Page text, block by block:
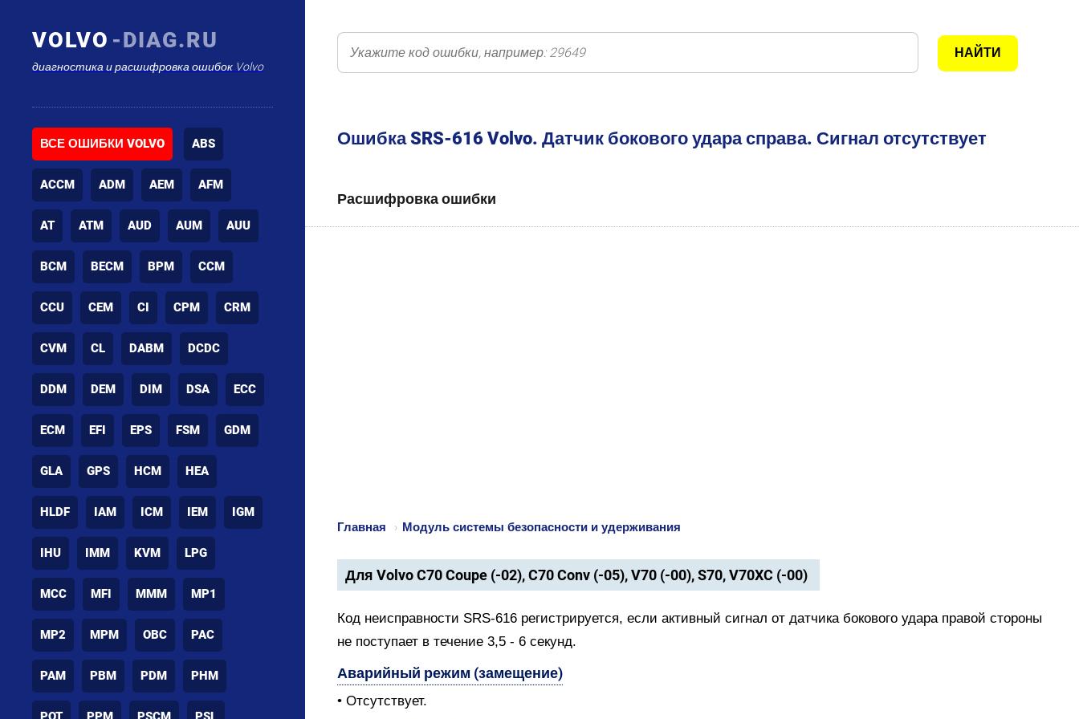
VOLVO -DIAG.RU
диагностика и расшифровка ошибок Volvo
ВСЕ ОШИБКИ VOLVO ABS
ACCM ADM AEM AFM
AT ATM AUD AUM AUU
BCM BECM BPM CCM
CCU CEM CI CPM CRM
CVM CL DABM DCDC
DDM DEM DIM DSA ECC
ECM EFI EPS FSM GDM
GLA GPS HCM HEA
HLDF IAM ICM IEM IGM
IHU IMM KVM LPG
MCC MFI MMM MP1
MP2 MPM OBC PAC
PAM PBM PDM PHM
Ошибка SRS-616 Volvo. Датчик бокового удара справа. Сигнал отсутствует
Расшифровка ошибки
Главная › Модуль системы безопасности и удерживания
Для Volvo C70 Coupe (-02), C70 Conv (-05), V70 (-00), S70, V70XC (-00)
Код неисправности SRS-616 регистрируется, если активный сигнал от датчика бокового удара правой стороны
не поступает в течение 3,5 - 6 секунд.
Аварийный режим (замещение)
• Отсутствует.